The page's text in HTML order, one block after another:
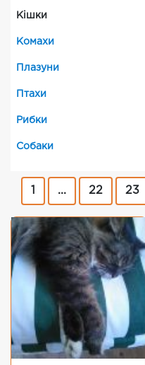
Кішки
Комахи
Плазуни
Птахи
Рибки
Собаки
... 22 23